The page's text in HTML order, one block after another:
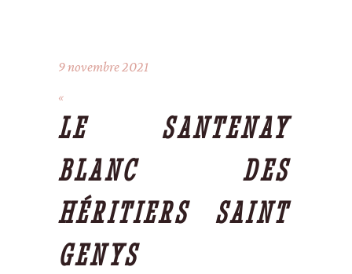
9 novembre 2021
LE SANTENAY
BLANC DES
HÉRITIERS SAINT
GENYS